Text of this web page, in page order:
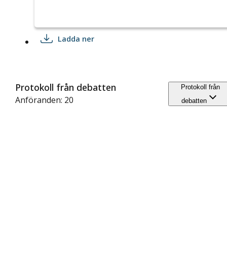
Ladda ner
Protokoll från debatten
Anföranden: 20
Protokoll från
debatten